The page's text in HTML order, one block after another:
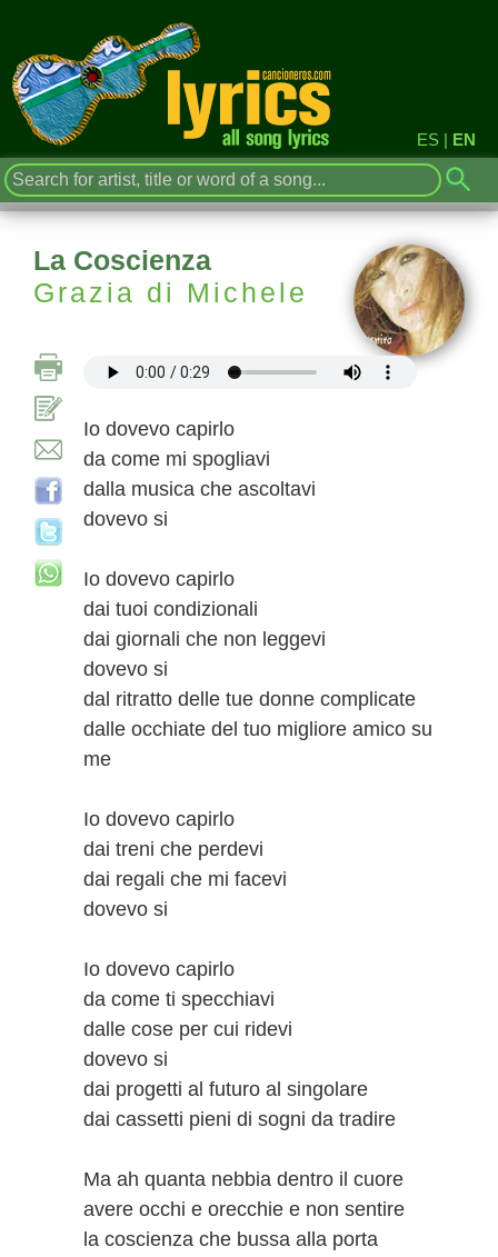
ES | EN
La Coscienza
Grazia di Michele
Io dovevo capirlo
da come mi spogliavi
dalla musica che ascoltavi
dovevo si
Io dovevo capirlo
dai tuoi condizionali
dai giornali che non leggevi
dovevo si
dal ritratto delle tue donne complicate
dalle occhiate del tuo migliore amico su
me
Io dovevo capirlo
dai treni che perdevi
dai regali che mi facevi
dovevo si
Io dovevo capirlo
da come ti specchiavi
dalle cose per cui ridevi
dovevo si
dai progetti al futuro al singolare
dai cassetti pieni di sogni da tradire
Ma ah quanta nebbia dentro il cuore
avere occhi e orecchie e non sentire
la coscienza che bussa alla porta